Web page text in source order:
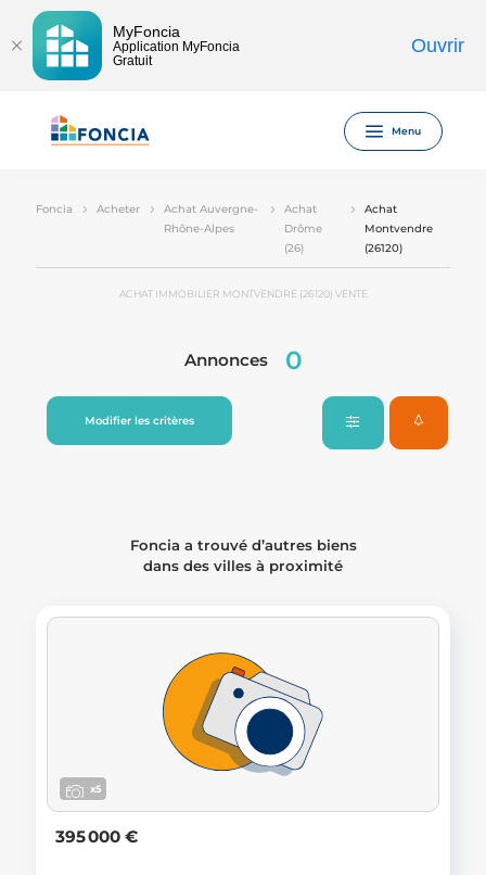
MyFoncia
Application MyFoncia
Gratuit
Ouvrir
Menu
Foncia Acheter
Achat Auvergne-
Rhône-Alpes
Achat
Drôme
(26)
Achat
Montvendre
(26120)
ACHAT IMMOBILIER MONTVENDRE (26120) VENTE
Annonces 0
Modifier les critères
Foncia a trouvé d’autres biens
dans des villes à proximité
x5
395 000 €